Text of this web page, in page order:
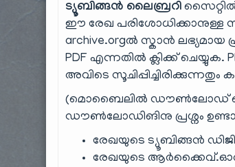
ട്യൂബിങ്ങൻ ലൈബ്രറി
ഈ രേഖ പരിശോധിക്കാനുള്ള
archive.orgൽ സ്കാൻ ലഭ്യമായ
PDF എന്നതിൽ ക്ലിക്ക്
അവിടെ
(മൊബൈലിൽ ഡൗൺലോഡ്
ഡൗ‌ൺലോഡിങിനു പ്രശ്നം
രേഖയുടെ ട്യൂബിങ്ങൻ
രേഖയുടെ